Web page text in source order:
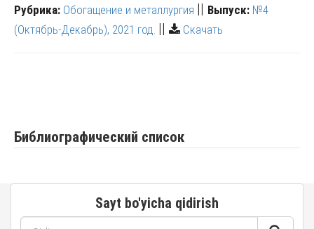
Рубрика: Обогащение и металлургия || Выпуск: №4
(Октябрь-Декабрь), 2021 год. || Скачать
Библиографический список
Sayt bo'yicha qidirish